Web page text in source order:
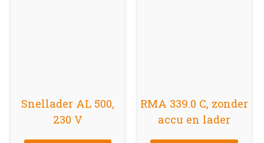
Snellader AL 500,
230 V
RMA 339.0 C, zonder
accu en lader